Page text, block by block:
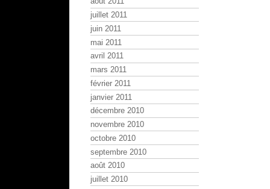
juillet 2011
juin 2011
mai 2011
avril 2011
mars 2011
février 2011
janvier 2011
décembre 2010
novembre 2010
octobre 2010
septembre 2010
août 2010
juillet 2010